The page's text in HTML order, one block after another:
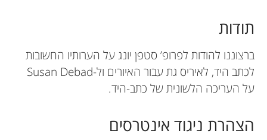
תודות
ברצוננו להודות לפרופ’ סטפן יונג על הערותיו החשובות
לכתב היד, לאיריס גת עבור האיורים ול-Susan Debad
על העריכה הלשונית של כתב-היד.
הצהרת ניגוד אינטרסים